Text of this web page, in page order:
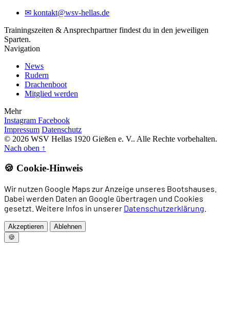
✉ kontakt@wsv-hellas.de
Trainingszeiten & Ansprechpartner findest du in den jeweiligen
Sparten.
Navigation
News
Rudern
Drachenboot
Mitglied werden
Mehr
Instagram Facebook
Impressum Datenschutz
© 2026 WSV Hellas 1920 Gießen e. V.. Alle Rechte vorbehalten.
Nach oben ↑
🍪 Cookie-Hinweis
Wir nutzen Google Maps zur Anzeige unseres Bootshauses.
Dabei werden Daten an Google übertragen und Cookies
gesetzt. Weitere Infos in unserer Datenschutzerklärung
Akzeptieren
Ablehnen
🍪